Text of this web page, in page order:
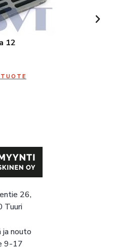
12
26,
Tuuri
nouto
9-17